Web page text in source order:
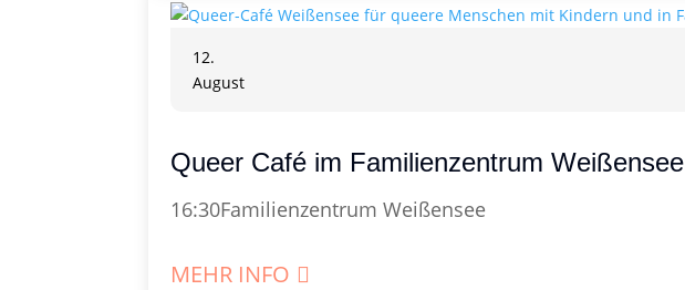
12.
August
Queer Café im Familienzentrum Weißensee
16:30Familienzentrum Weißensee
MEHR INFO